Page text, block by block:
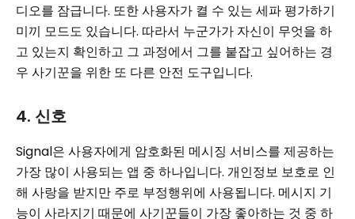
디오를 잠급니다. 또한 사용자가 켤 수 있는 세파 평가하기
미끼 모드도 있습니다. 따라서 누군가가 자신이 무엇을 하
고 있는지 확인하고 그 과정에서 그를 붙잡고 싶어하는 경
우 사기꾼을 위한 또 다른 안전 도구입니다.
4. 신호
Signal은 사용자에게 암호화된 메시징 서비스를 제공하는
가장 많이 사용되는 앱 중 하나입니다. 개인정보 보호로 인
해 사랑을 받지만 주로 부정행위에 사용됩니다. 메시지 기
능이 사라지기 때문에 사기꾼들이 가장 좋아하는 것 중 하